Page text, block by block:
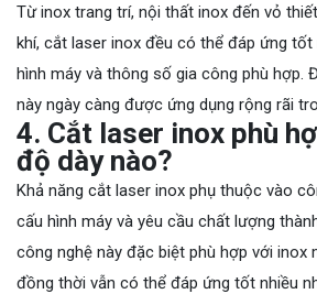
Từ inox trang trí, nội thất inox đến vỏ
khí, cắt laser inox đều có thể đáp ứng
hình máy và thông số gia công phù hợp.
này ngày càng được ứng dụng rộng rãi
4. Cắt laser inox phù
độ dày nào?
Khả năng cắt laser inox phụ thuộc vào
cấu hình máy và yêu cầu chất lượng
công nghệ này đặc biệt phù hợp với inox
đồng thời vẫn có thể đáp ứng tốt nhiều